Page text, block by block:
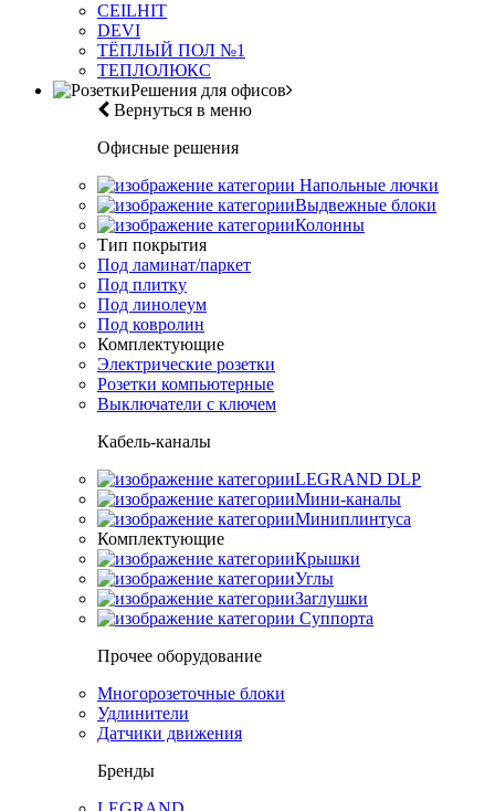
CEILHIT
DEVI
ТЁПЛЫЙ ПОЛ №1
ТЕПЛОЛЮКС
Решения для офисов
Вернуться в меню
Офисные решения
Напольные лючки
Выдвежные блоки
Колонны
Тип покрытия
Под ламинат/паркет
Под плитку
Под линолеум
Под ковролин
Комплектующие
Электрические розетки
Розетки компьютерные
Выключатели с ключем
Кабель-каналы
LEGRAND DLP
Мини-каналы
Миниплинтуса
Комплектующие
Крышки
Углы
Заглушки
Суппорта
Прочее оборудование
Многорозеточные блоки
Удлинители
Датчики движения
Бренды